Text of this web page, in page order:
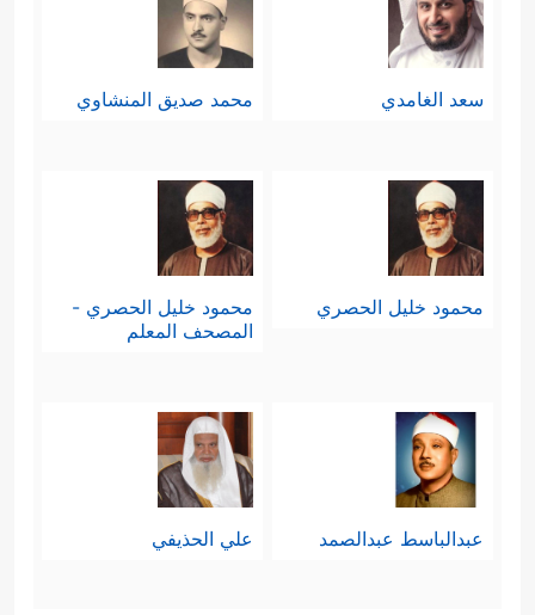
سعد الغامدي محمد صديق المنشاوي
محمود خليل الحصري
محمود خليل الحصري -
المصحف المعلم
عبدالباسط عبدالصمد علي الحذيفي